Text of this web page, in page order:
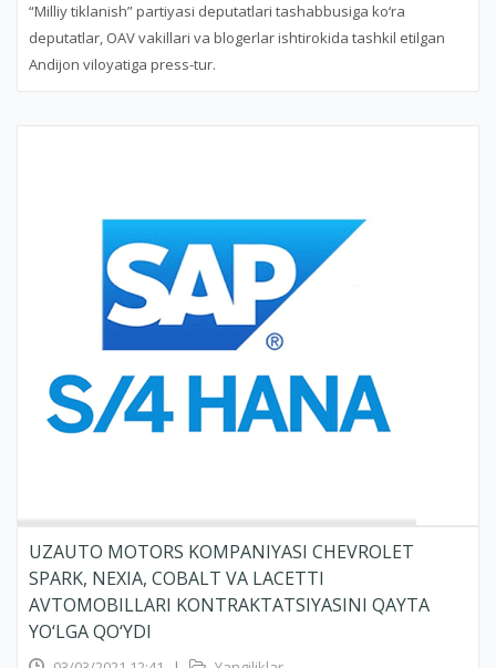
“Milliy tiklanish” partiyasi deputatlari tashabbusiga ko‘ra
deputatlar, OAV vakillari va blogerlar ishtirokida tashkil etilgan
Andijon viloyatiga press-tur.
UZAUTO MOTORS KOMPANIYASI CHEVROLET
SPARK, NEXIA, COBALT VA LACETTI
AVTOMOBILLARI KONTRAKTATSIYASINI QAYTA
YO‘LGA QO‘YDI